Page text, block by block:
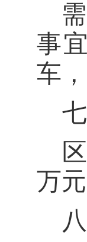
事
车
万